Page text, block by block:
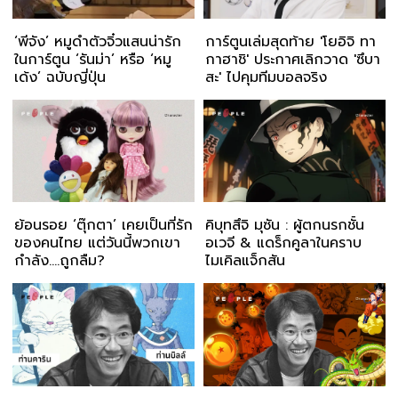
‘พีจัง’ หมูดำตัวจิ๋วแสนน่ารัก
ในการ์ตูน ‘รันม่า’ หรือ ‘หมู
เด้ง’ ฉบับญี่ปุ่น
การ์ตูนเล่มสุดท้าย 'โยอิจิ ทา
กาฮาชิ' ประกาศเลิกวาด 'ซึบา
สะ' ไปคุมทีมบอลจริง
ย้อนรอย ‘ตุ๊กตา’ เคยเป็นที่รัก
ของคนไทย แต่วันนี้พวกเขา
กำลัง....ถูกลืม?
คิบุทสึจิ มุซัน : ผู้ตกนรกชั้น
อเวจี & แดร็กคูลาในคราบ
ไมเคิลแจ็กสัน